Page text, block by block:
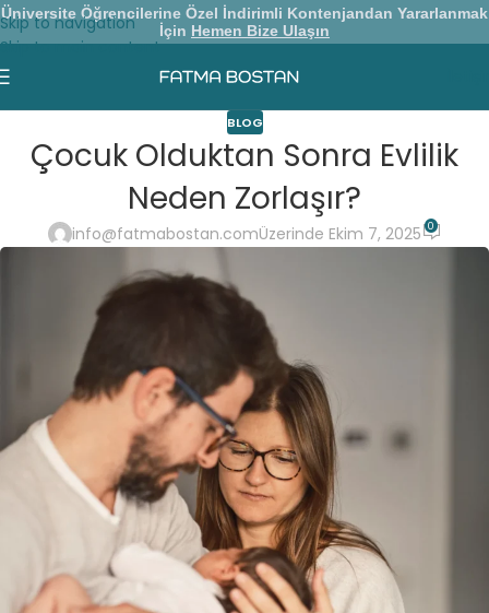
Skip to navigation
Skip to main content
Üniversite Öğrencilerine Özel İndirimli Kontenjandan Yararlanmak
İçin Hemen Bize Ulaşın
BLOG
Çocuk Olduktan Sonra Evlilik
Neden Zorlaşır?
info@fatmabostan.comÜzerinde Ekim 7, 2025 0